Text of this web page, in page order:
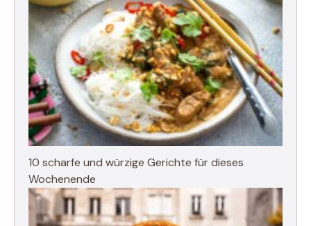
10 scharfe und würzige Gerichte für dieses
Wochenende